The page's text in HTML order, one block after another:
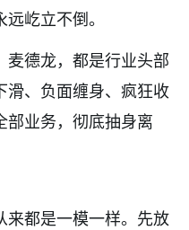
屹立不倒。
麦德龙，都是行业头部
滑、负面缠身、疯狂收
部业务，彻底抽身离
来都是一模一样。先放